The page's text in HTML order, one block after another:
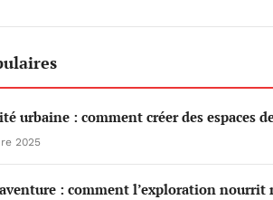
urbaine : comment créer des espaces
2025
: comment l’exploration nourrit